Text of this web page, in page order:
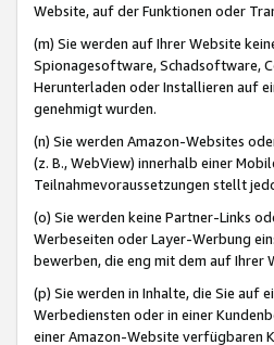
Website, auf der Funktionen oder
(m) Sie werden auf Ihrer Website
Spionagesoftware, Schadsoftware,
Herunterladen oder Installieren auf
genehmigt wurden.
(n) Sie werden Amazon-Websites
(z. B., WebView) innerhalb einer
Teilnahmevoraussetzungen stellt
(o) Sie werden keine Partner-Links
Werbeseiten oder Layer-Werbung
bewerben, die eng mit dem auf Ihrer
(p) Sie werden in Inhalte, die Sie auf
Werbediensten oder in einer
einer Amazon-Website verfügbaren